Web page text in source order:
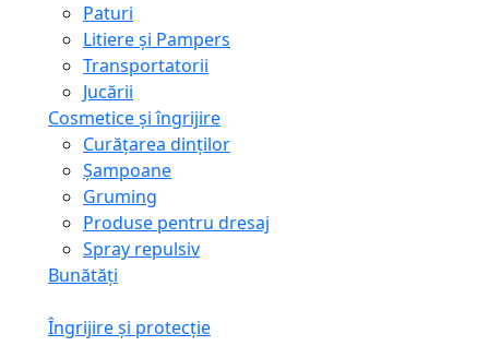
Paturi
Litiere și Pampers
Transportatorii
Jucării
Cosmetice și îngrijire
Curățarea dinților
Șampoane
Gruming
Produse pentru dresaj
Spray repulsiv
Bunătăți
Îngrijire și protecție